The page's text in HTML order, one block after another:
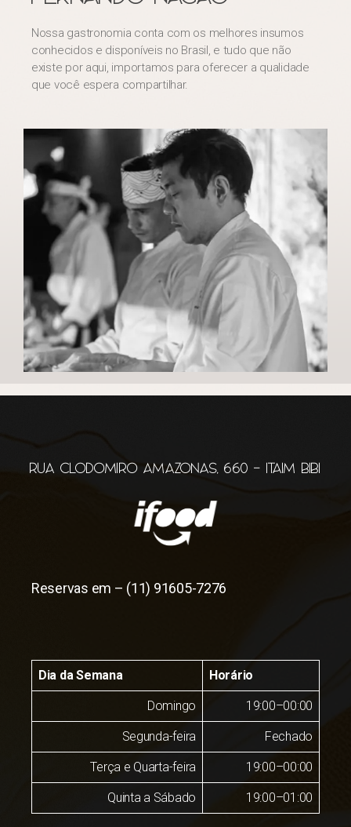
Nossa gastronomia conta com os melhores insumos
conhecidos e disponíveis no Brasil, e tudo que não
existe por aqui, importamos para oferecer a qualidade
que você espera compartilhar.
RUA CLODOMIRO AMAZONAS, 660 - ITAIM BIBI
Reservas em – (11) 91605-7276
Dia da Semana Horário
Domingo 19:00–00:00
Segunda-feira Fechado
Terça e Quarta-feira 19:00–00:00
Quinta a Sábado 19:00–01:00